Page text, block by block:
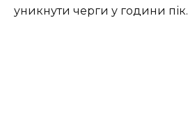
уникнути черги у години пік.